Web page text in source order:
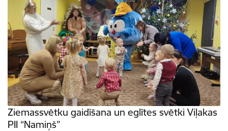
Ziemassvētku gaidīšana un eglītes svētki Viļakas
PII “Namiņš”